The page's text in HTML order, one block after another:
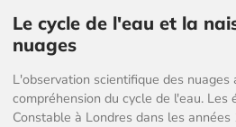
Le cycle de l'eau et la
nuages
L'observation scientifique des
compréhension du cycle de l'eau. Les
Constable à Londres dans les